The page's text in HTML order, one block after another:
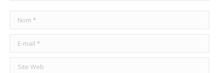
Nom *
E-mail *
Site Web